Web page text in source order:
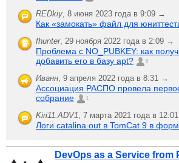
REDkiy, 8 июня 2023 года в 9:09 →
Как «замокать» файл для
fhunter, 29 ноября 2022 года в 2:09 →
Проблема с NO_PUBKEY: как
добавить его в базу apt?
6
Иванн, 9 апреля 2022 года в 8:31 →
Ассоциация РАСПО провела
собрание
1
Kiri11.ADV1, 7 марта 2021 года в
Логи catalina.out в TomCat 9 в
DevOps as a Service from